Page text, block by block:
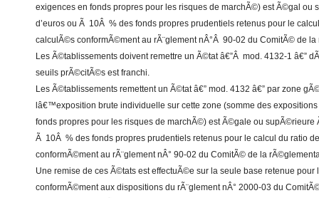
exigences en fonds propres pour les risques de marchÃ©) est Ã©gal
d’euros ou Ã 10Â % des fonds propres prudentiels retenus pour le
calculÃ©s conformÃ©ment au rÃ¨glement nÂ°Â 90-02 du ComitÃ© de
Les Ã©tablissements doivent remettre un Ã©tat â€”Â mod. 4132-1 â€”
seuils prÃ©citÃ©s est franchi.
Les Ã©tablissements remettent un Ã©tat â€” mod. 4132 â€” par zone
lâ€™exposition brute individuelle sur cette zone (somme des
fonds propres pour les risques de marchÃ©) est Ã©gale ou supÃ©rieure
Ã 10Â % des fonds propres prudentiels retenus pour le calcul du ratio
conformÃ©ment au rÃ¨glement nÂ° 90-02 du ComitÃ© de la
Une remise de ces Ã©tats est effectuÃ©e sur la seule base retenue
conformÃ©ment aux dispositions du rÃ¨glement nÂ° 2000-03 du